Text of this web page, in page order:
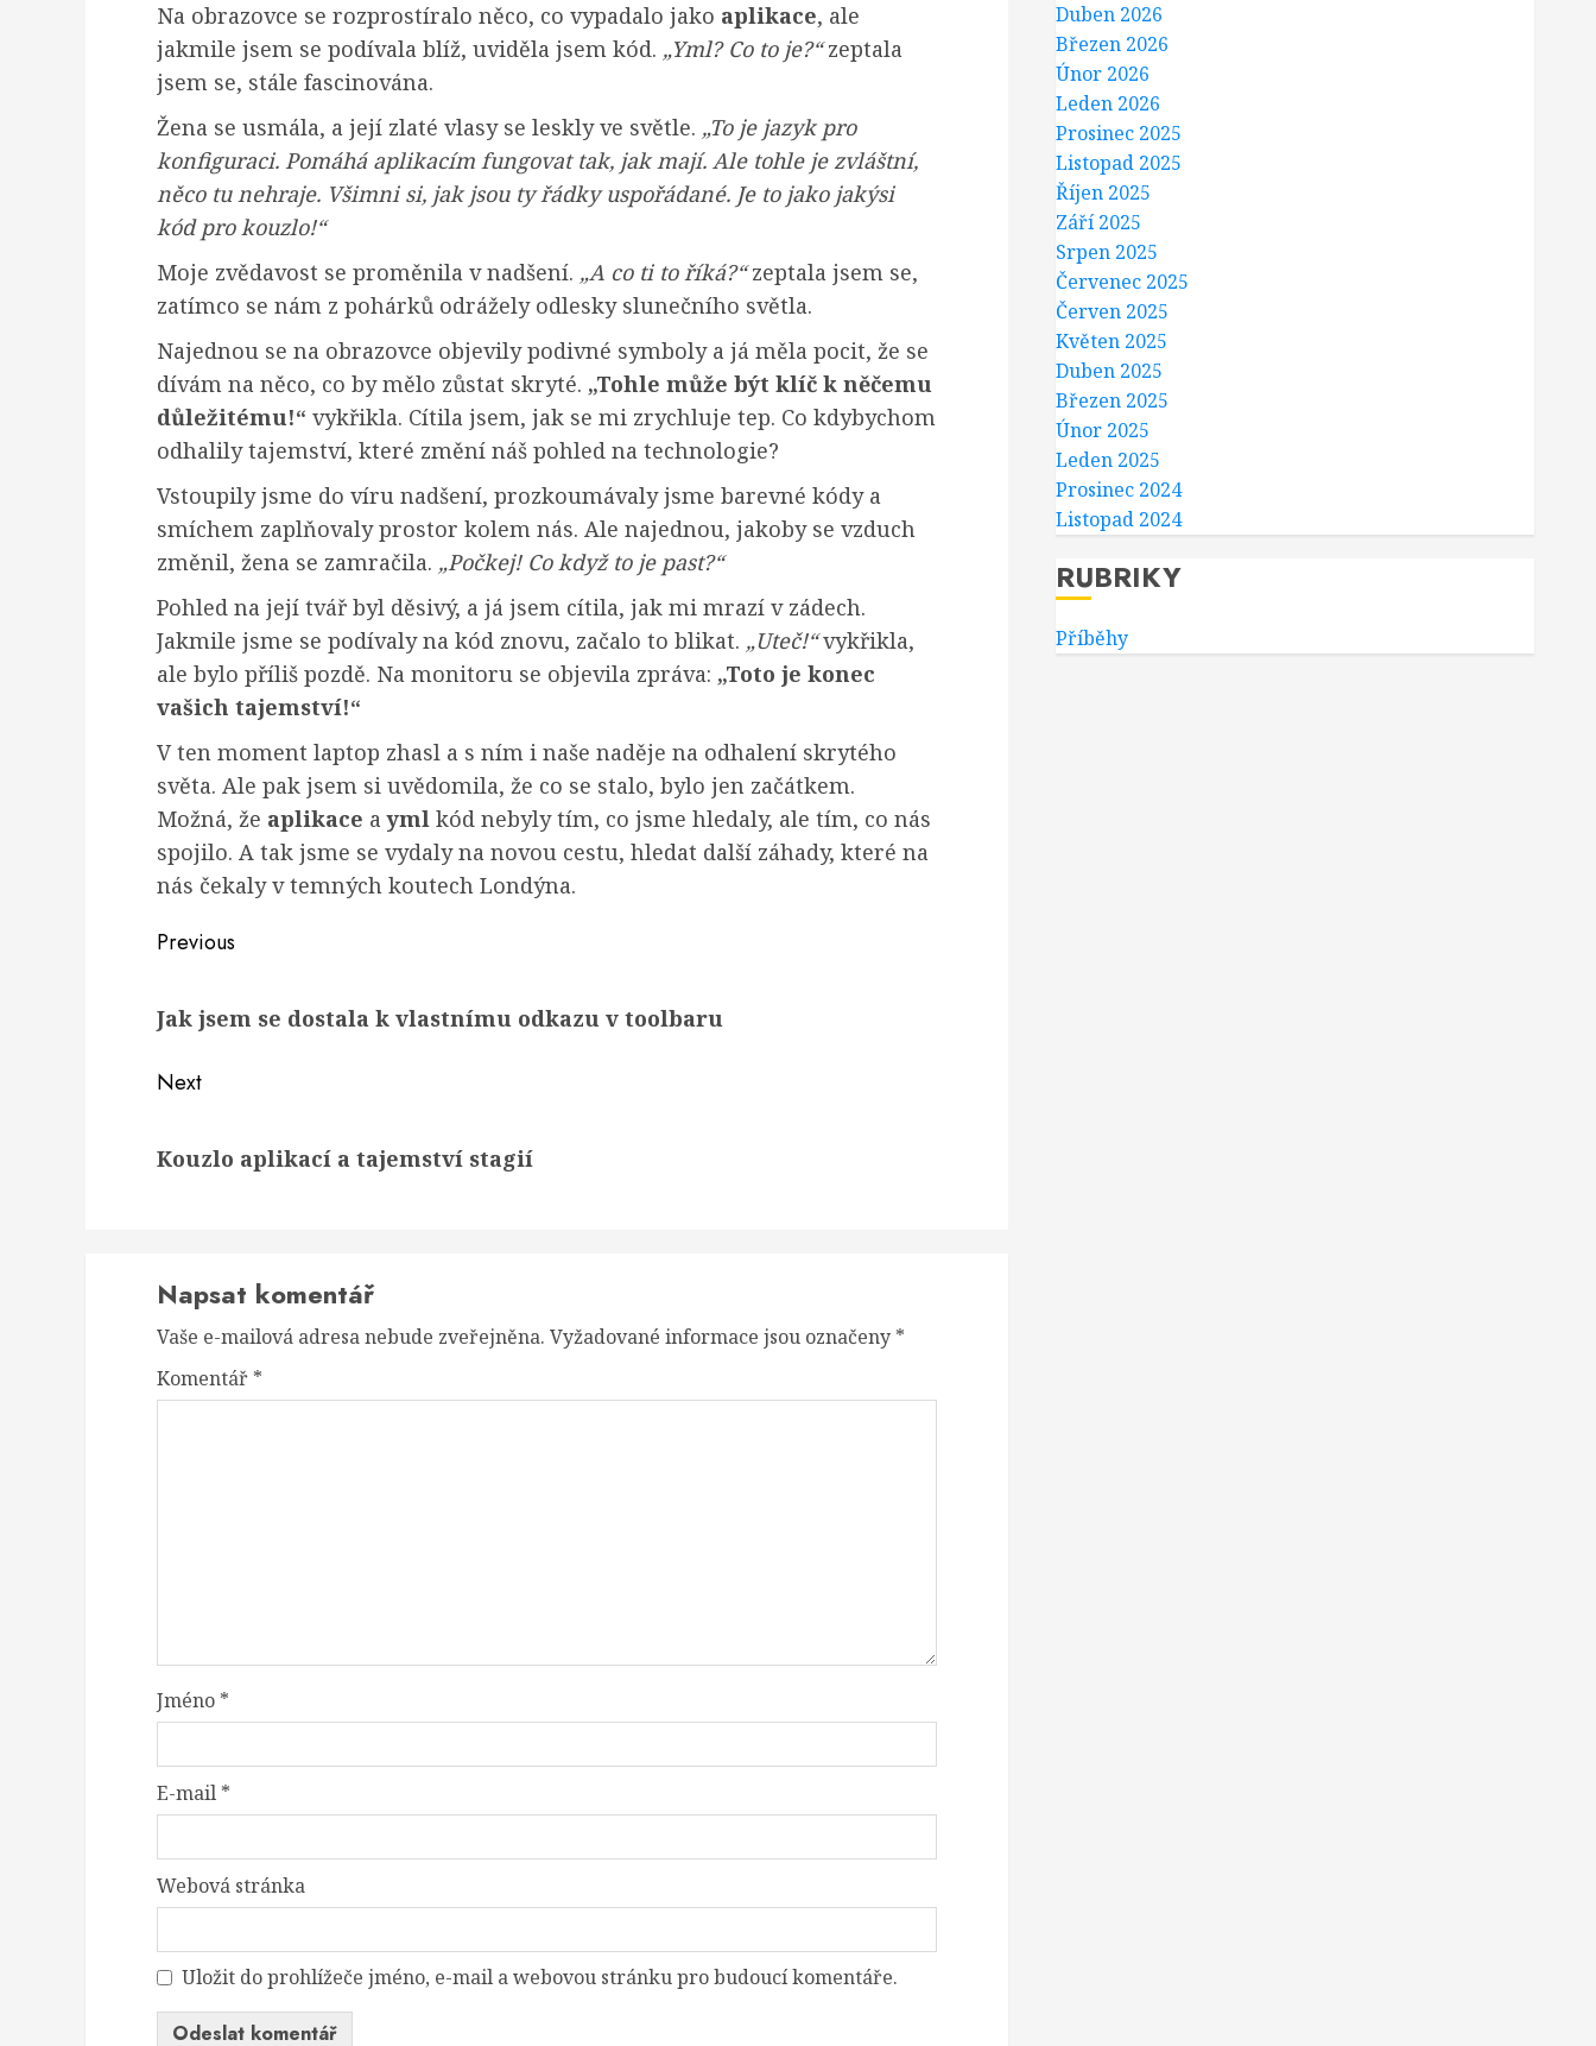
Na obrazovce se rozprostíralo něco, co vypadalo jako aplikace, ale
jakmile jsem se podívala blíž, uviděla jsem kód. „Yml? Co to je?“zeptala
jsem se, stále fascinována.
Žena se usmála, a její zlaté vlasy se leskly ve světle. „To je jazyk pro
konfiguraci. Pomáhá aplikacím fungovat tak, jak mají. Ale tohle je zvláštní,
něco tu nehraje. Všimni si, jak jsou ty řádky uspořádané. Je to jako jakýsi
kód pro kouzlo!“
Moje zvědavost se proměnila v nadšení. „A co ti to říká?“zeptala jsem se,
zatímco se nám z pohárků odrážely odlesky slunečního světla.
Najednou se na obrazovce objevily podivné symboly a já měla pocit, že se
dívám na něco, co by mělo zůstat skryté. „Tohle může být klíč k něčemu
důležitému!“ vykřikla. Cítila jsem, jak se mi zrychluje tep. Co kdybychom
odhalily tajemství, které změní náš pohled na technologie?
Vstoupily jsme do víru nadšení, prozkoumávaly jsme barevné kódy a
smíchem zaplňovaly prostor kolem nás. Ale najednou, jakoby se vzduch
změnil, žena se zamračila. „Počkej! Co když to je past?“
Pohled na její tvář byl děsivý, a já jsem cítila, jak mi mrazí v zádech.
Jakmile jsme se podívaly na kód znovu, začalo to blikat. „Uteč!“vykřikla,
ale bylo příliš pozdě. Na monitoru se objevila zpráva: „Toto je konec
vašich tajemství!“
V ten moment laptop zhasl a s ním i naše naděje na odhalení skrytého
světa. Ale pak jsem si uvědomila, že co se stalo, bylo jen začátkem.
Možná, že aplikace ayml kód nebyly tím, co jsme hledaly, ale tím, co nás
spojilo. A tak jsme se vydaly na novou cestu, hledat další záhady, které na
nás čekaly v temných koutech Londýna.
Post
Previous
post:
Jak jsem se dostala k vlastnímu odkazu v toolbaru
Next
post:
Kouzlo aplikací a tajemství stagií
Napsat komentář
Vaše e-mailová adresa nebude zveřejněna. Vyžadované informace jsou označeny *
Komentář *
Jméno *
E-mail *
Webová stránka
Uložit do prohlížeče jméno, e-mail a webovou stránku pro budoucí komentáře.
Duben 2026
Březen 2026
Únor 2026
Leden 2026
Prosinec 2025
Listopad 2025
Říjen 2025
Září 2025
Srpen 2025
Červenec 2025
Červen 2025
Květen 2025
Duben 2025
Březen 2025
Únor 2025
Leden 2025
Prosinec 2024
Listopad 2024
RUBRIKY
Příběhy